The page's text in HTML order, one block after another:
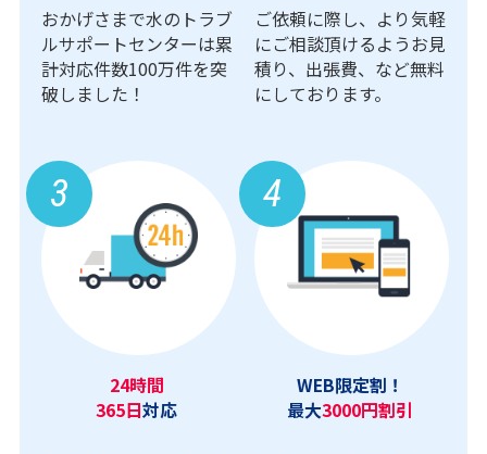
おかげさまで水のトラブ
ルサポートセンターは累
計対応件数100万件を突
破しました！
ご依頼に際し、より気軽
にご相談頂けるようお見
積り、出張費、など無料
にしております。
3
24時間
365日対応
4
WEB限定割！
最大3000円割引